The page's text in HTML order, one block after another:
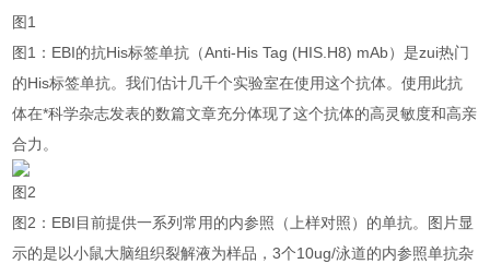
图1
图1：EBI的抗His标签单抗（Anti-His Tag (HIS.H8) mAb）是zui热门
的His标签单抗。我们估计几千个实验室在使用这个抗体。使用此抗
体在*科学杂志发表的数篇文章充分体现了这个抗体的高灵敏度和高亲
合力。
图2
图2：EBI目前提供一系列常用的内参照（上样对照）的单抗。图片显
示的是以小鼠大脑组织裂解液为样品，3个10ug/泳道的内参照单抗杂